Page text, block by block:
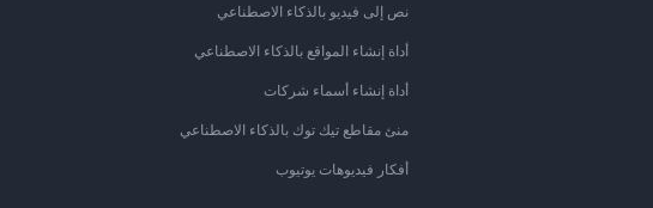
نص إلى فيديو بالذكاء الاصطناعي
أداة إنشاء المواقع بالذكاء الاصطناعي
أداة إنشاء أسماء شركات
منئ مقاطع تيك توك بالذكاء الاصطناعي
أفكار فيديوهات يوتيوب